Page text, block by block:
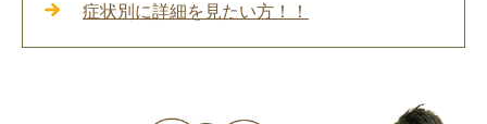
症状別に詳細を見たい方！！